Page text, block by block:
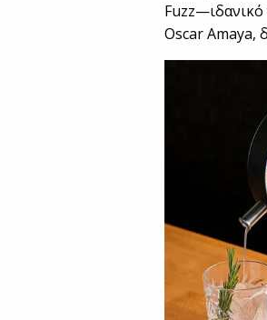
Oscar Amaya,